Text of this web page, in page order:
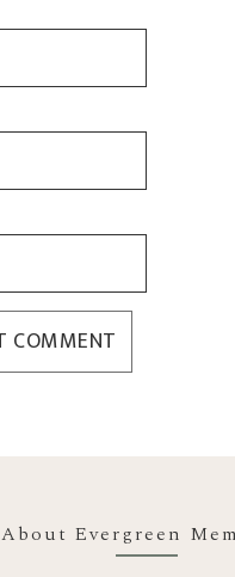
About Evergreen